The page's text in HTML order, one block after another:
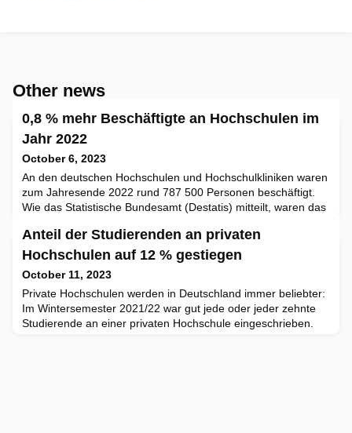
Other news
0,8 % mehr Beschäftigte an Hochschulen im
Jahr 2022
October 6, 2023
An den deutschen Hochschulen und Hochschulkliniken waren
zum Jahresende 2022 rund 787 500 Personen beschäftigt.
Wie das Statistische Bundesamt (Destatis) mitteilt, waren das
beschränkte sich der Beschäftigungszuwachs weitgehend auf
den nicht-wissenschaftlichen Bereich Verwaltung, Bibliothek,
technischer Dienst und Pflegedienst. Dort waren En
Anteil der Studierenden an privaten
Hochschulen auf 12 % gestiegen
October 11, 2023
Private Hochschulen werden in Deutschland immer beliebter:
Im Wintersemester 2021/22 war gut jede oder jeder zehnte
Studierende an einer privaten Hochschule eingeschrieben.